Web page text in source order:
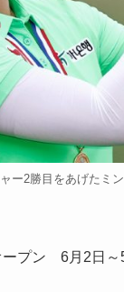
ー2勝目をあげたミ
プン 6月2日